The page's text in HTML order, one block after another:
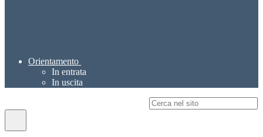
Orientamento
In entrata
In uscita